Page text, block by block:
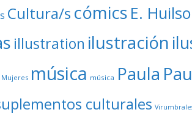
Cultura/s cómics E.
illustration ilustración
Mujeres música música Paula
culturales